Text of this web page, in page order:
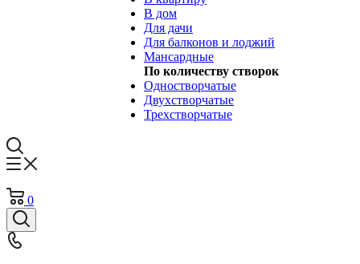
В дом
Для дачи
Для балконов и лоджий
Мансардные
По количеству створок
Одностворчатые
Двухстворчатые
Трехстворчатые
0